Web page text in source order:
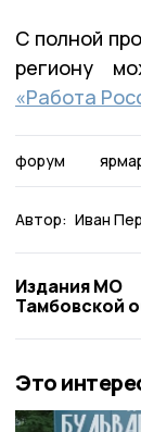
С полной
региону
«Работа
форум
Автор: Иван
Издания МО
Тамбовской
Это